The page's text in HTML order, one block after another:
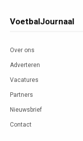
VoetbalJournaal
Over ons
Adverteren
Vacatures
Partners
Nieuwsbrief
Contact